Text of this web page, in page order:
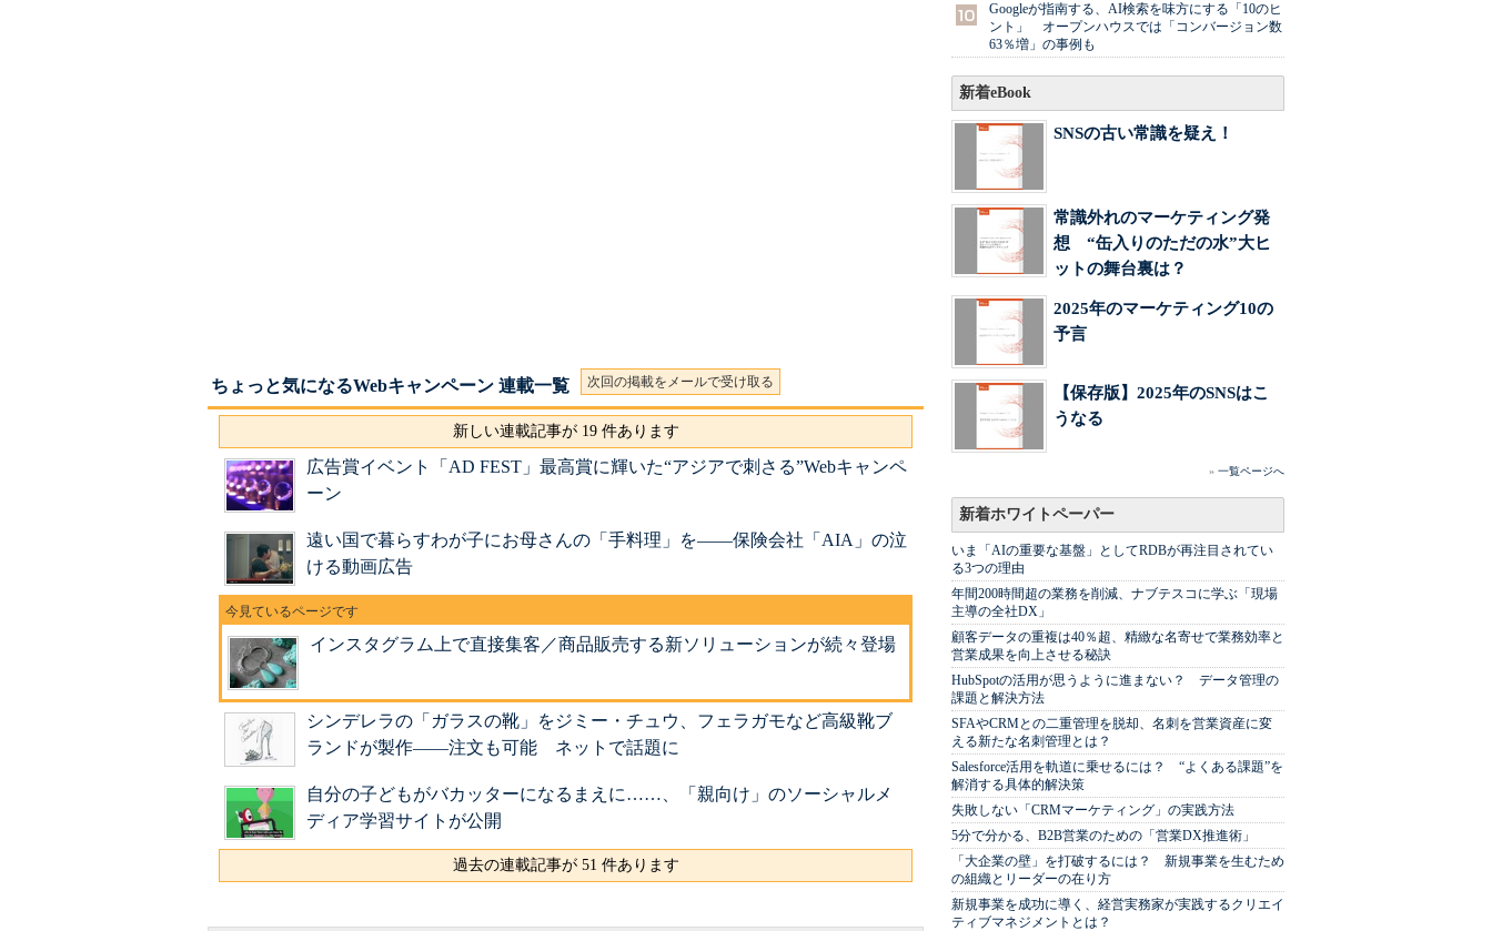
ちょっと気になるWebキャンペーン 連載一覧 次回の掲載をメールで受け取る
新しい連載記事が 19 件あります
広告賞イベント「AD FEST」最高賞に輝いた“アジアで刺さる”Webキャンペ
ーン
遠い国で暮らすわが子にお母さんの「手料理」を――保険会社「AIA」の泣
ける動画広告
インスタグラム上で直接集客／商品販売する新ソリューションが続々登場
シンデレラの「ガラスの靴」をジミー・チュウ、フェラガモなど高級靴ブ
ランドが製作――注文も可能 ネットで話題に
自分の子どもがバカッターになるまえに……、「親向け」のソーシャルメ
ディア学習サイトが公開
過去の連載記事が 51 件あります
Googleが指南する、AI検索を味方にする「10のヒ
ント」 オープンハウスでは「コンバージョン数
63％増」の事例も
新着eBook
SNSの古い常識を疑え！
常識外れのマーケティング発
想 “缶入りのただの水”大ヒ
ットの舞台裏は？
2025年のマーケティング10の
予言
【保存版】2025年のSNSはこ
うなる
» 一覧ページへ
新着ホワイトペーパー
いま「AIの重要な基盤」としてRDBが再注目されてい
る3つの理由
年間200時間超の業務を削減、ナブテスコに学ぶ「現場
主導の全社DX」
顧客データの重複は40％超、精緻な名寄せで業務効率と
営業成果を向上させる秘訣
HubSpotの活用が思うように進まない？ データ管理の
課題と解決方法
SFAやCRMとの二重管理を脱却、名刺を営業資産に変
える新たな名刺管理とは？
Salesforce活用を軌道に乗せるには？ “よくある課題”を
解消する具体的解決策
失敗しない「CRMマーケティング」の実践方法
5分で分かる、B2B営業のための「営業DX推進術」
「大企業の壁」を打破するには？ 新規事業を生むため
の組織とリーダーの在り方
新規事業を成功に導く、経営実務家が実践するクリエイ
ティブマネジメントとは？